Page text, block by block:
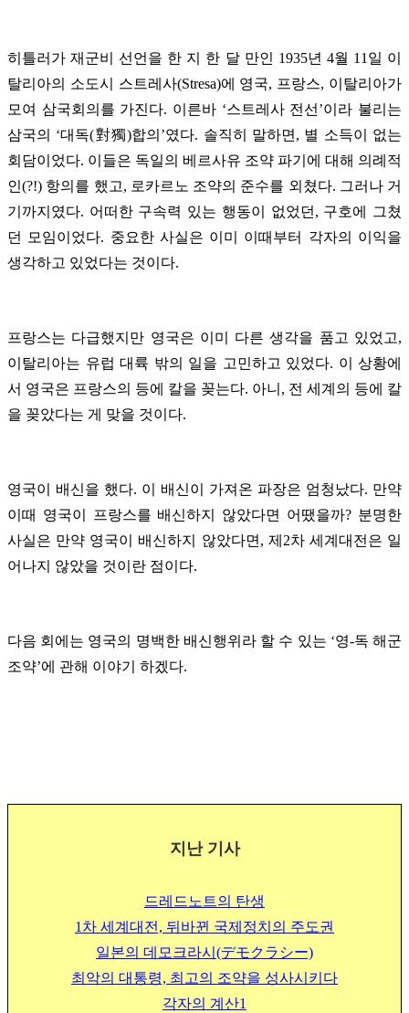
히틀러가 재군비 선언을 한 지 한 달 만인 1935년 4월 11일 이
탈리아의 소도시 스트레사(Stresa)에 영국, 프랑스, 이탈리아가
모여 삼국회의를 가진다. 이른바 ‘스트레사 전선’이라 불리는
삼국의 ‘대독(對獨)합의’였다. 솔직히 말하면, 별 소득이 없는
회담이었다. 이들은 독일의 베르사유 조약 파기에 대해 의례적
인(?!) 항의를 했고, 로카르노 조약의 준수를 외쳤다. 그러나 거
기까지였다. 어떠한 구속력 있는 행동이 없었던, 구호에 그쳤
던 모임이었다. 중요한 사실은 이미 이때부터 각자의 이익을
생각하고 있었다는 것이다.
프랑스는 다급했지만 영국은 이미 다른 생각을 품고 있었고,
이탈리아는 유럽 대륙 밖의 일을 고민하고 있었다. 이 상황에
서 영국은 프랑스의 등에 칼을 꽂는다. 아니, 전 세계의 등에 칼
을 꽂았다는 게 맞을 것이다.
영국이 배신을 했다. 이 배신이 가져온 파장은 엄청났다. 만약
이때 영국이 프랑스를 배신하지 않았다면 어땠을까? 분명한
사실은 만약 영국이 배신하지 않았다면, 제2차 세계대전은 일
어나지 않았을 것이란 점이다.
다음 회에는 영국의 명백한 배신행위라 할 수 있는 ‘영-독 해군
조약’에 관해 이야기 하겠다.
지난 기사
드레드노트의 탄생
1차 세계대전, 뒤바뀐 국제정치의 주도권
일본의 데모크라시 (デモクラシー)
최악의 대통령, 최고의 조약을 성사시키다
각자의 계산1